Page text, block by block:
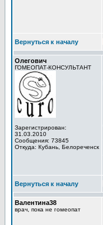
Вернуться к началу
Олегович
ГОМЕОПАТ-КОНСУЛЬТАНТ
Зарегистрирован:
31.03.2010
Сообщения: 73845
Откуда: Кубань, Белореченск
Вернуться к началу
Валентина38
врач, пока не гомеопат